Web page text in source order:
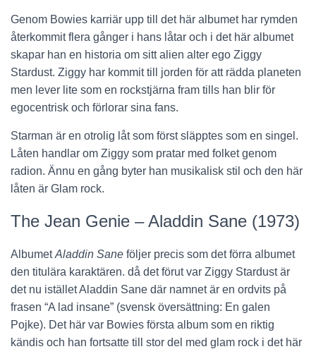
Genom Bowies karriär upp till det här albumet har rymden
återkommit flera gånger i hans låtar och i det här albumet
skapar han en historia om sitt alien alter ego Ziggy
Stardust. Ziggy har kommit till jorden för att rädda planeten
men lever lite som en rockstjärna fram tills han blir för
egocentrisk och förlorar sina fans.
Starman är en otrolig låt som först släpptes som en singel.
Låten handlar om Ziggy som pratar med folket genom
radion. Ännu en gång byter han musikalisk stil och den här
låten är Glam rock.
The Jean Genie – Aladdin Sane (1973)
AlbumetAladdin Sane följer precis som det förra albumet
den titulära karaktären. då det förut var Ziggy Stardust är
det nu istället Aladdin Sane där namnet är en ordvits på
frasen “A lad insane” (svensk översättning: En galen
Pojke). Det här var Bowies första album som en riktig
kändis och han fortsatte till stor del med glam rock i det här